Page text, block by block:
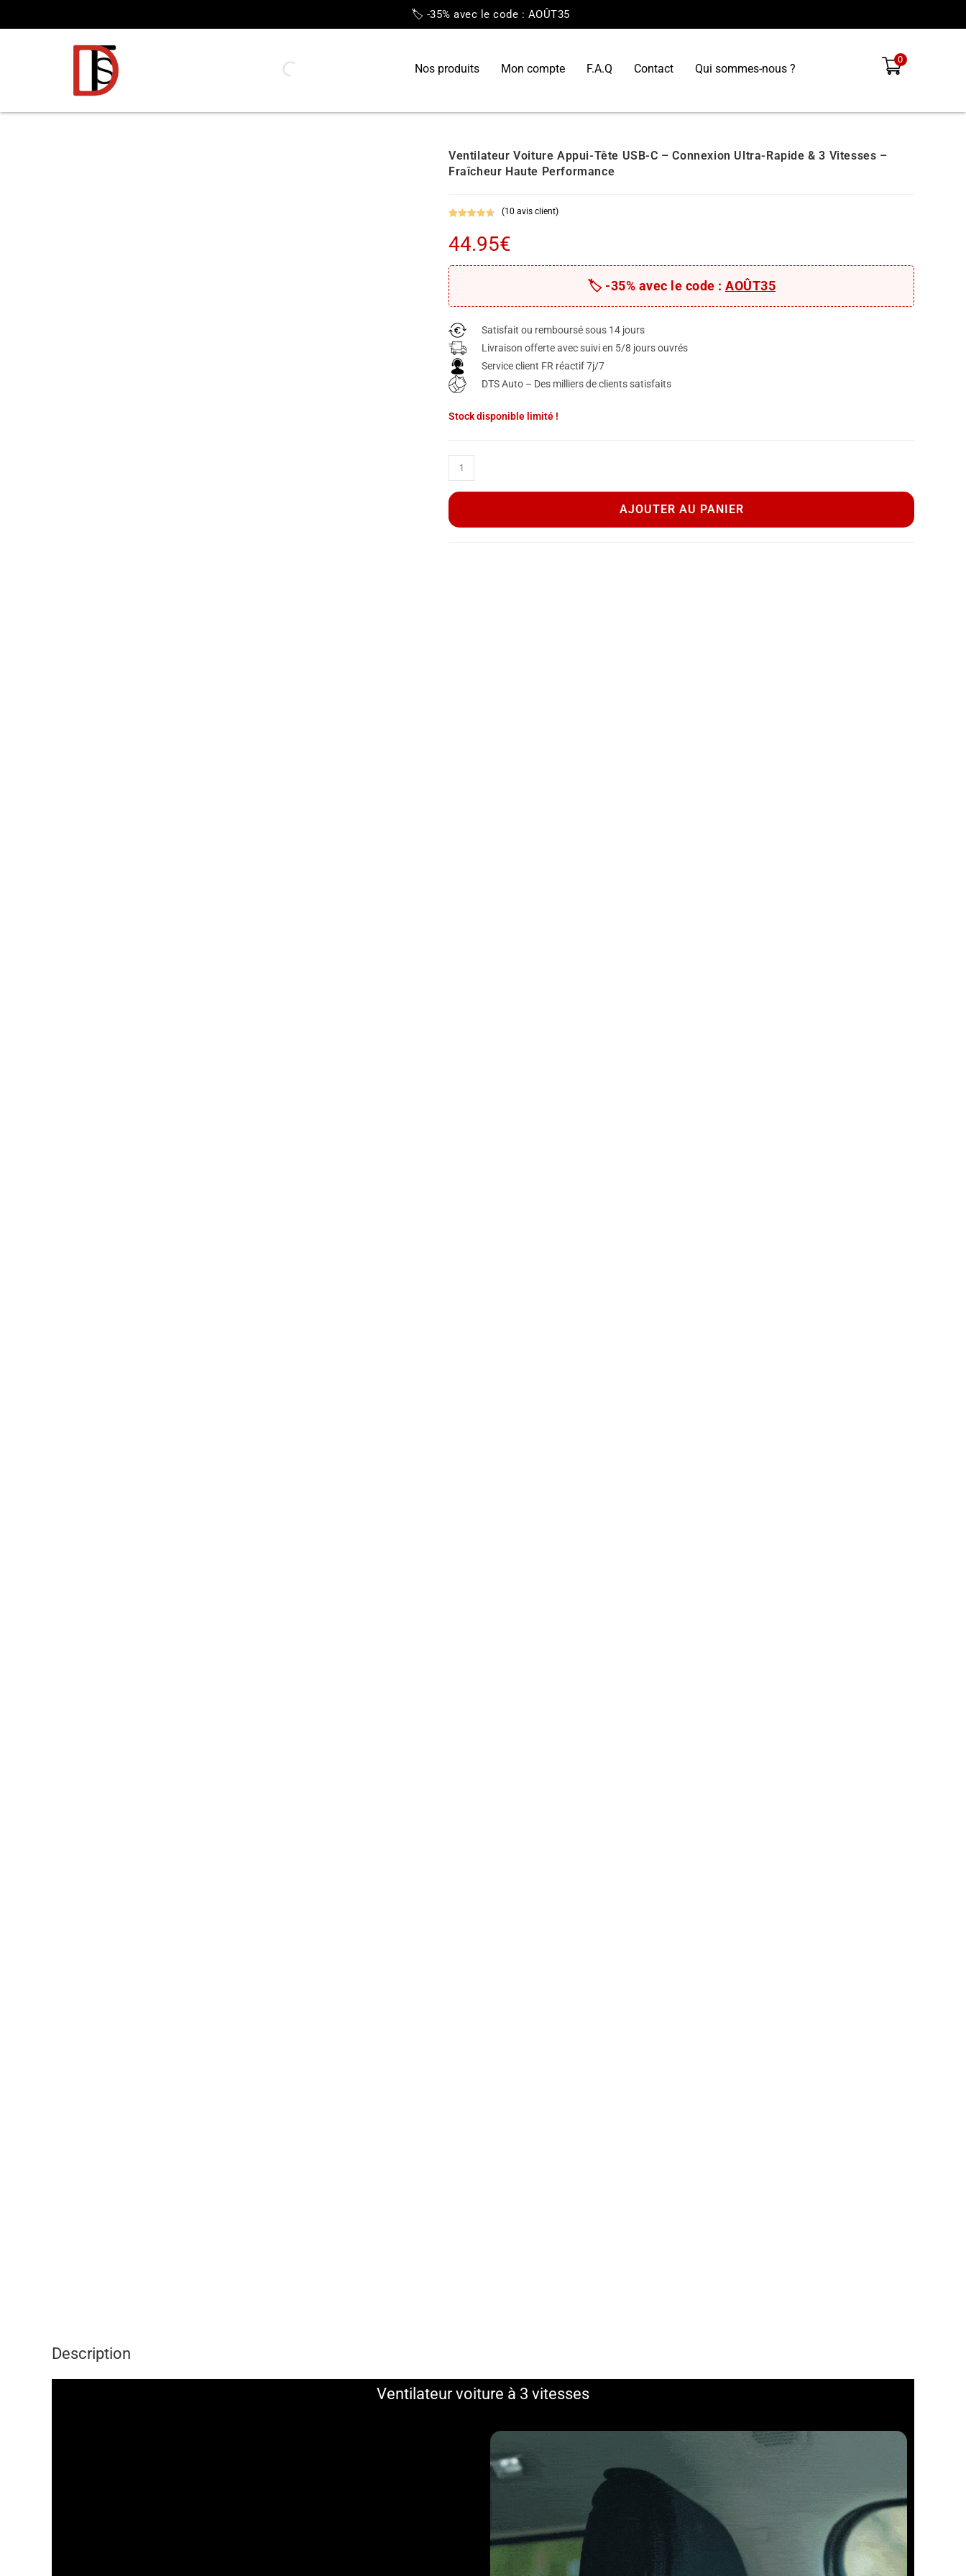
🏷️ -35% avec le code : AOÛT35
Nos produits Mon compte F.A.Q Contact Qui sommes-nous ?
0
Ventilateur Voiture Appui-Tête USB-C – Connexion Ultra-Rapide & 3 Vitesses –
Fraîcheur Haute Performance
sur 5
basé sur
notations
client
(10 avis client)
44.95€
🏷️ -35% avec le code : AOÛT35
Satisfait ou remboursé sous 14 jours
Livraison offerte avec suivi en 5/8 jours ouvrés
Service client FR réactif 7j/7
DTS Auto – Des milliers de clients satisfaits
Stock disponible limité !
AJOUTER AU PANIER
Description
Ventilateur voiture à 3 vitesses